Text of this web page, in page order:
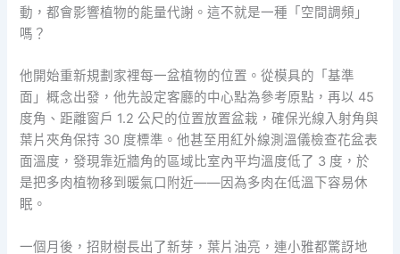
動，都會影響植物的能量代謝。這不就是一種「空間調頻」
嗎？
他開始重新規劃家裡每一盆植物的位置。從模具的「基準
面」概念出發，他先設定客廳的中心點為參考原點，再以 45
度角、距離窗戶 1.2 公尺的位置放置盆栽，確保光線入射角與
葉片夾角保持 30 度標準。他甚至用紅外線測溫儀檢查花盆表
面溫度，發現靠近牆角的區域比室內平均溫度低了 3 度，於
是把多肉植物移到暖氣口附近——因為多肉在低溫下容易休
眠。
一個月後，招財樹長出了新芽，葉片油亮，連小雅都驚訝地